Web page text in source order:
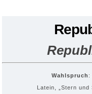
Wahlspruch :
Latein, „Stern